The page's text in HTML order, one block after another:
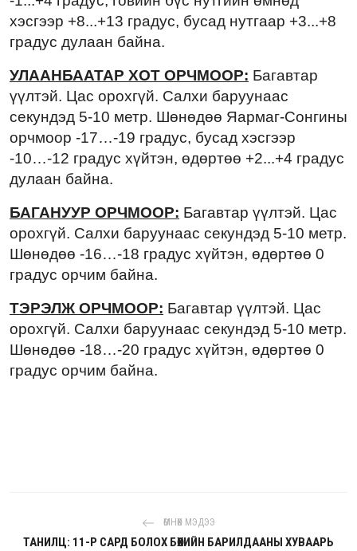
хэсгээр +8...+13 градус, бусад нутгаар +3...+8
градус дулаан байна.
УЛААНБААТАР ХОТ ОРЧМООР: Багавтар
үүлтэй. Цас орохгүй. Салхи баруунаас
секундэд 5-10 метр. Шөнөдөө Яармаг-Сонгины
орчмоор -17…-19 градус, бусад хэсгээр
-10…-12 градус хүйтэн, өдөртөө +2...+4 градус
дулаан байна.
БАГАНУУР ОРЧМООР: Багавтар үүлтэй. Цас
орохгүй. Салхи баруунаас секундэд 5-10 метр.
Шөнөдөө -16…-18 градус хүйтэн, өдөртөө 0
градус орчим байна.
ТЭРЭЛЖ ОРЧМООР: Багавтар үүлтэй. Цас
орохгүй. Салхи баруунаас секундэд 5-10 метр.
Шөнөдөө -18…-20 градус хүйтэн, өдөртөө 0
градус орчим байна.
ӨМНӨХ МЭДЭЭ
ТАНИЛЦ: 11-Р САРД БОЛОХ БӨХИЙН БАРИЛДААНЫ ХУВААРЬ